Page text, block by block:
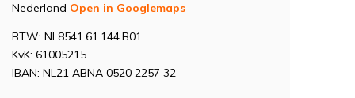
Nederland Open in Googlemaps
BTW: NL8541.61.144.B01
KvK: 61005215
IBAN: NL21 ABNA 0520 2257 32